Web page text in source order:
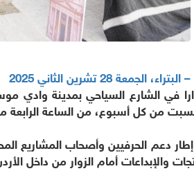
28 تشرين الثاني 2025
في الشارع السياحي بمدينة وادي
من كل أسبوع، من الساعة الرابعة
دعم الحرفيين وأصحاب المشاريع
والإبداعات أمام الزوار من داخل